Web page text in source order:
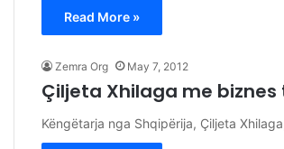
Read More »
Zemra Org May 7, 2012
Çiljeta Xhilaga me biznes
Këngëtarja nga Shqipërija, Çiljeta